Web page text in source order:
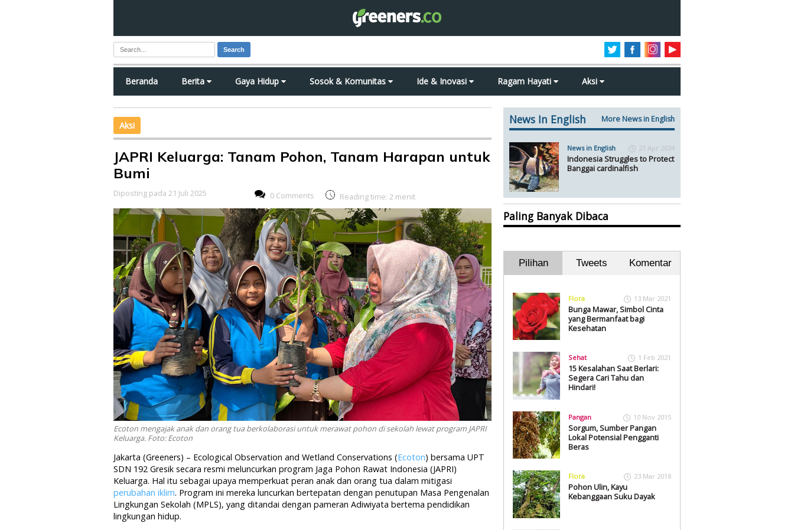
Search
Beranda Berita Gaya Hidup Sosok & Komunitas Ide & Inovasi Ragam Hayati Aksi
Aksi
JAPRI Keluarga: Tanam Pohon, Tanam Harapan untuk
Bumi
Diposting pada 21 Juli 2025 0 Comments Reading time: 2 menit
Ecoton mengajak anak dan orang tua berkolaborasi untuk merawat pohon di sekolah lewat program JAPRI
Keluarga. Foto: Ecoton
Jakarta (Greeners) – Ecological Observation and Wetland Conservations (Ecoton) bersama UPT
SDN 192 Gresik secara resmi meluncurkan program Jaga Pohon Rawat Indonesia (JAPRI)
Keluarga. Hal itu sebagai upaya memperkuat peran anak dan orang tua dalam mitigasi
perubahan iklim. Program ini mereka luncurkan bertepatan dengan penutupan Masa Pengenalan
Lingkungan Sekolah (MPLS), yang ditandai dengan pameran Adiwiyata bertema pendidikan
lingkungan hidup.
News In English More News in English
News in English 21 Apr 2024
Indonesia Struggles to Protect
Banggai cardinalfish
Paling Banyak Dibaca
Pilihan Tweets Komentar
Flora 13 Mar 2021
Bunga Mawar, Simbol Cinta
yang Bermanfaat bagi
Kesehatan
Sehat 1 Feb 2021
15 Kesalahan Saat Berlari:
Segera Cari Tahu dan
Hindari!
Pangan 10 Nov 2015
Sorgum, Sumber Pangan
Lokal Potensial Pengganti
Beras
Flora 23 Mar 2018
Pohon Ulin, Kayu
Kebanggaan Suku Dayak